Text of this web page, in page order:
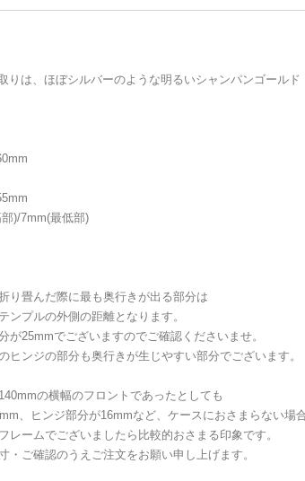
りは、ほぼシルバーのような明るいシャンパンゴールド
)/7mm(最低部)
り畳んだ際に最も奥行きが出る部分は
ンプルの外側の距離となります。
が25mmでございますのでご確認くださいませ。
ヒンジの部分も奥行きが生じやすい部分でございます。
の横幅のフロントであったとしても
、ヒンジ部分が16mmなど、ケースにおさまらない場
レームでございましたら比較的おさまる印象です。
・ご確認のうえご注文をお願い申し上げます。